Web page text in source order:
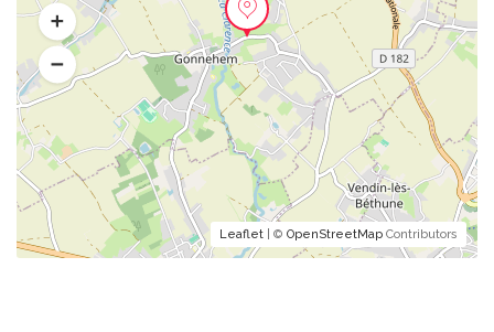
Leaflet | © OpenStreetMap Contributors